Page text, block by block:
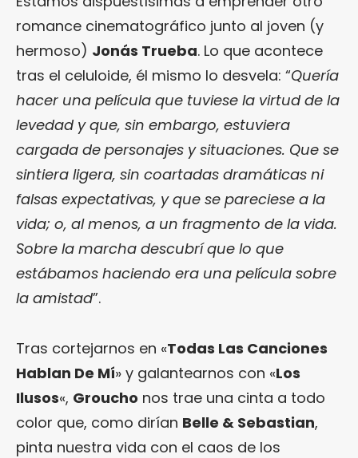
romance cinematográfico junto al joven (y
hermoso) Jonás Trueba. Lo que acontece
tras el celuloide, él mismo lo desvela: “Quería
hacer una película que tuviese la virtud de la
levedad y que, sin embargo, estuviera
cargada de personajes y situaciones. Que se
sintiera ligera, sin coartadas dramáticas ni
falsas expectativas, y que se pareciese a la
vida; o, al menos, a un fragmento de la vida.
Sobre la marcha descubrí que lo que
estábamos haciendo era una película sobre
la amistad”.
Tras cortejarnos en «Todas Las Canciones
Hablan De Mí» y galantearnos con «Los
Ilusos«, Groucho nos trae una cinta a todo
color que, como dirían Belle & Sebastian,
pinta nuestra vida con el caos de los